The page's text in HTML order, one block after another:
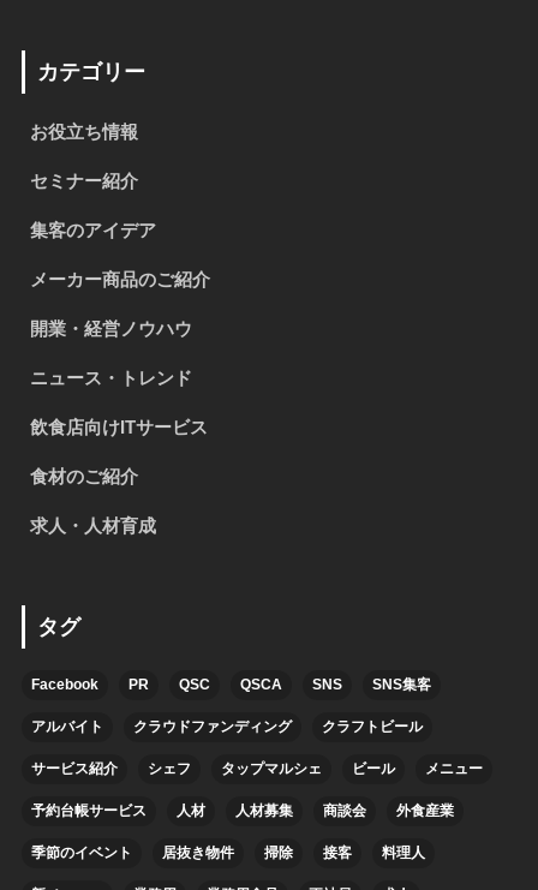
カテゴリー
お役立ち情報
セミナー紹介
集客のアイデア
メーカー商品のご紹介
開業・経営ノウハウ
ニュース・トレンド
飲食店向けITサービス
食材のご紹介
求人・人材育成
タグ
Facebook PR QSC QSCA SNS SNS集客
アルバイト クラウドファンディング クラフトビール
サービス紹介 シェフ タップマルシェ ビール メニュー
予約台帳サービス 人材 人材募集 商談会 外食産業
季節のイベント 居抜き物件 掃除 接客 料理人